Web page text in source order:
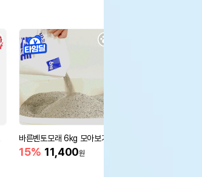
바른벤토모래 6kg 모아보기
15% 11,400원